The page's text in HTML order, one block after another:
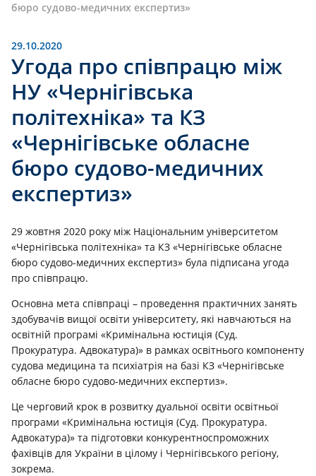
бюро судово-медичних експертиз»
29.10.2020
Угода про співпрацю між
НУ «Чернігівська
політехніка» та КЗ
«Чернігівське обласне
бюро судово-медичних
експертиз»
29 жовтня 2020 року між Національним університетом
«Чернігівська політехніка» та КЗ «Чернігівське обласне
бюро судово-медичних експертиз» була підписана угода
про співпрацю.
Основна мета співпраці – проведення практичних занять
здобувачів вищої освіти університету, які навчаються на
освітній програмі «Кримінальна юстиція (Суд.
Прокуратура. Адвокатура)» в рамках освітнього компоненту
судова медицина та психіатрія на базі КЗ «Чернігівське
обласне бюро судово-медичних експертиз».
Це черговий крок в розвитку дуальної освіти освітньої
програми «Кримінальна юстиція (Суд. Прокуратура.
Адвокатура)» та підготовки конкурентноспроможних
фахівців для України в цілому і Чернігівського регіону,
зокрема.